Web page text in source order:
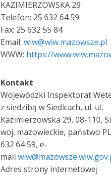
KAZIMIERZOWSKA 29
Telefon: 25 632 64 59
Fax: 25 632 55 84
Email:wiw@wiw.mazowsze.pl
WWW: https://
Kontakt
Wojewódzki Inspektorat
z siedzibą w Siedlcach, ul. ul.
Kazimierzowska 29, 08-110,
woj. mazowieckie, państwo
632 64 59, e-
mail
Adres strony internetowej